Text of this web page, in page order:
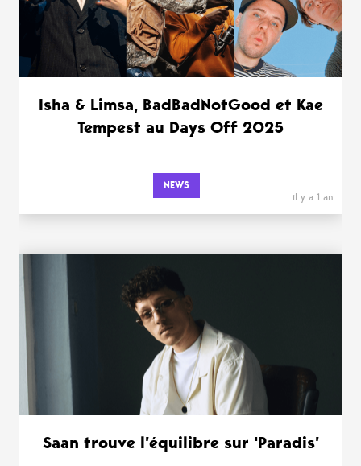
Isha & Limsa, BadBadNotGood et Kae
Tempest au Days Off 2025
NEWS
il y a 1 an
Saan trouve l’équilibre sur ‘Paradis’